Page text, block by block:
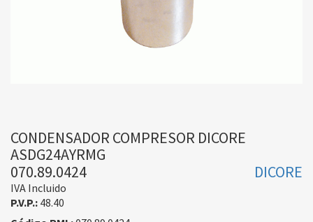
CONDENSADOR COMPRESOR DICORE
ASDG24AYRMG
070.89.0424
DICORE
IVA Incluido
P.V.P.: 48.40